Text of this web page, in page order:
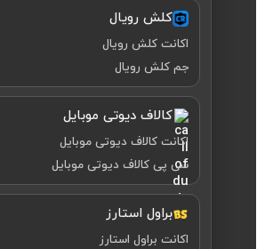
کلش رویال
اکانت کلش رویال
جم کلش رویال
کالاف دیوتی موبایل
اکانت کالاف دیوتی موبایل
سی پی کالاف دیوتی موبایل
براول استارز
اکانت براول استارز